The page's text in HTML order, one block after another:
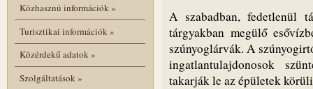
Közhasznú információk»
Turisztikai információk»
Közérdekű adatok»
Szolgáltatások»
A szabadban, fedetlenül
tárgyakban megülő
szúnyoglárvák. A
ingatlantulajdonosok
takarják le az épületek